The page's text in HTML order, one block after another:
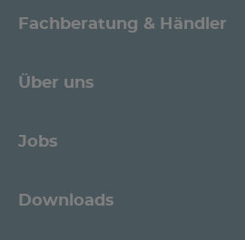
Fachberatung & Händler
Über uns
Jobs
Downloads